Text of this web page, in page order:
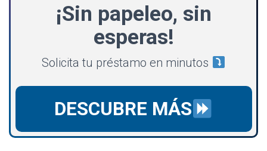
¡Sin papeleo, sin
esperas!
Solicita tu préstamo en minutos
DESCUBRE MÁS